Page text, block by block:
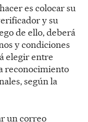
es colocar su
y su
de ello, deberá
y condiciones
elegir entre
reconocimiento
según la
un correo